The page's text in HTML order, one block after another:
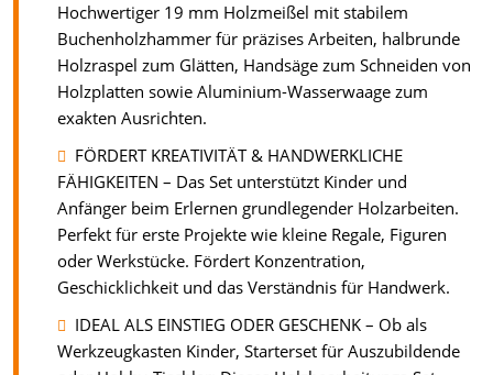
Hochwertiger 19 mm Holzmeißel mit stabilem
Buchenholzhammer für präzises Arbeiten, halbrunde
Holzraspel zum Glätten, Handsäge zum Schneiden von
Holzplatten sowie Aluminium-Wasserwaage zum
exakten Ausrichten.
FÖRDERT KREATIVITÄT & HANDWERKLICHE
FÄHIGKEITEN – Das Set unterstützt Kinder und
Anfänger beim Erlernen grundlegender Holzarbeiten.
Perfekt für erste Projekte wie kleine Regale, Figuren
oder Werkstücke. Fördert Konzentration,
Geschicklichkeit und das Verständnis für Handwerk.
IDEAL ALS EINSTIEG ODER GESCHENK – Ob als
Werkzeugkasten Kinder, Starterset für Auszubildende